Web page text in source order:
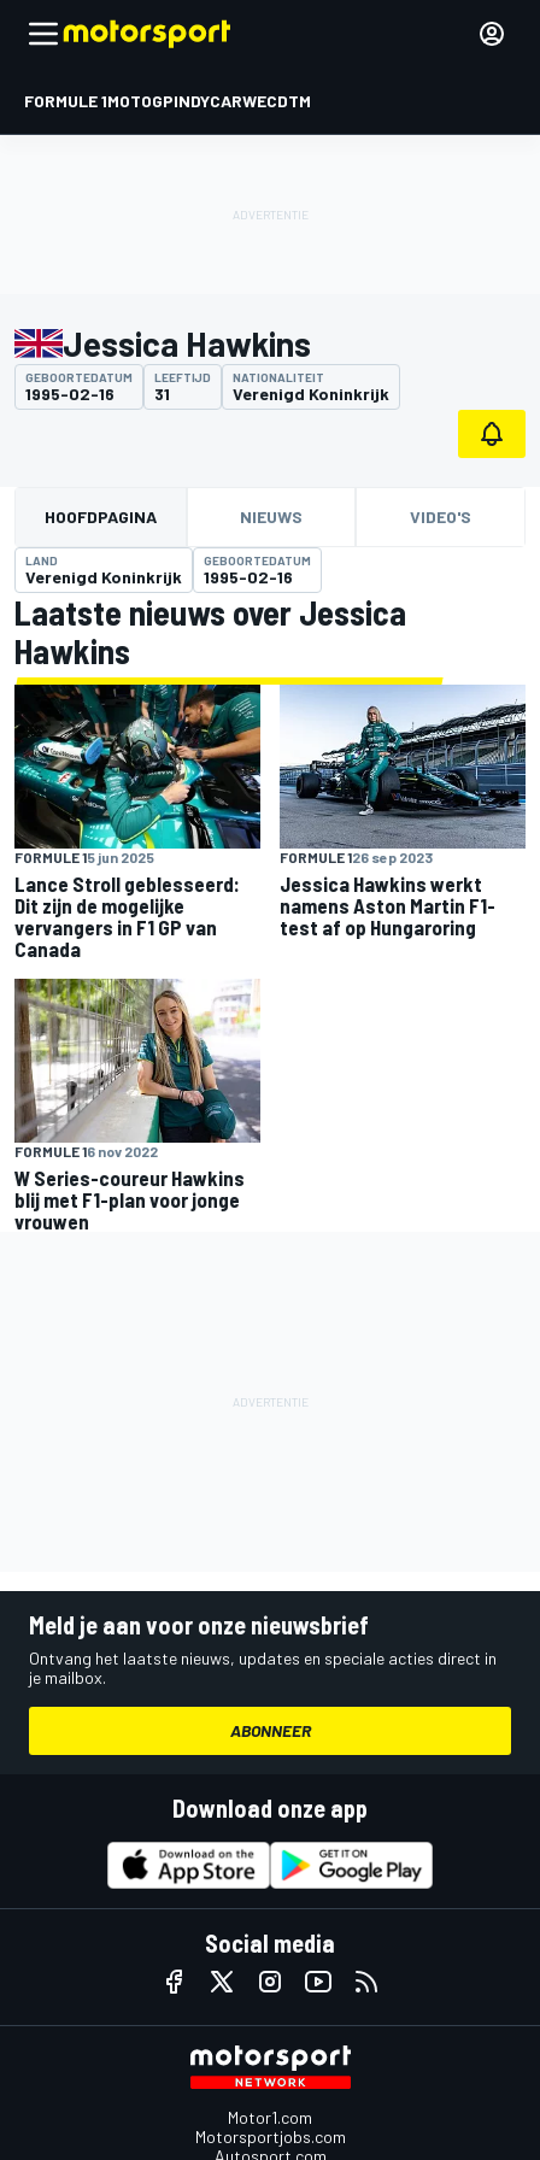
FORMULE 1MOTOGPINDYCARWECDTM
Jessica Hawkins
GEBOORTEDATUM
1995-02-16
LEEFTIJD
31
NATIONALITEIT
Verenigd Koninkrijk
HOOFDPAGINA NIEUWS VIDEO'S
LAND
Verenigd Koninkrijk
GEBOORTEDATUM
1995-02-16
Laatste nieuws over Jessica
Hawkins
FORMULE 15 jun 2025
Lance Stroll geblesseerd:
Dit zijn de mogelijke
vervangers in F1 GP van
Canada
FORMULE 126 sep 2023
Jessica Hawkins werkt
namens Aston Martin F1-
test af op Hungaroring
FORMULE 16 nov 2022
W Series-coureur Hawkins
blij met F1-plan voor jonge
vrouwen
Meld je aan voor onze nieuwsbrief
Ontvang het laatste nieuws, updates en speciale acties direct in
je mailbox.
ABONNEER
Download onze app
Social media
Motor1.com
Motorsportjobs.com